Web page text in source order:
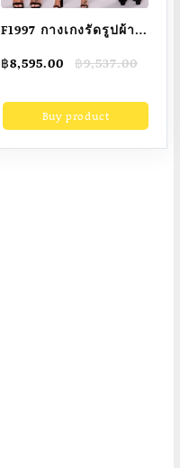
F1997 กางเกงรัดรูปผ้า
Jeans Slim Fit เอวสูง
หญิง ยีนส์รัดรูปดันทรง
฿9,537.00
Original
was:
฿9,537.00.
฿8,595.00
Current
is:
฿8,595.00.Buy product